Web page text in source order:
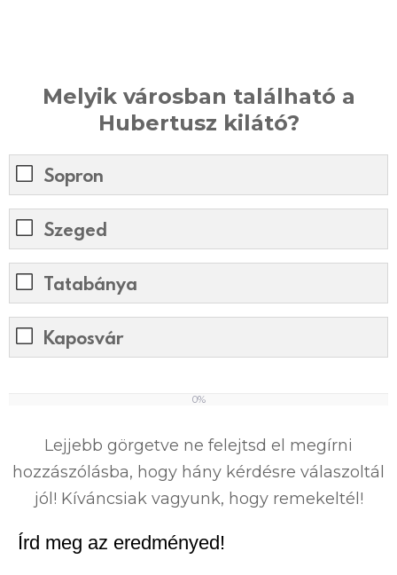
Melyik városban található a
Hubertusz kilátó?
Sopron
Szeged
Tatabánya
Kaposvár
0%
Lejjebb görgetve ne felejtsd el megírni
hozzászólásba, hogy hány kérdésre válaszoltál
jól! Kíváncsiak vagyunk, hogy remekeltél!
Írd meg az eredményed!